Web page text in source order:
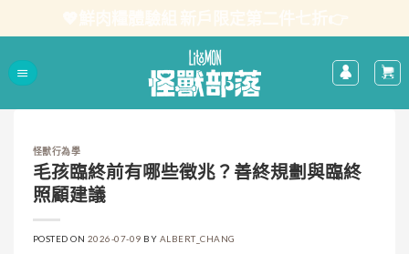
怪獸行為學
毛孩臨終前有哪些徵兆？善終規劃與臨終
照顧建議
POSTED ON 2026-07-09 BY ALBERT_CHANG